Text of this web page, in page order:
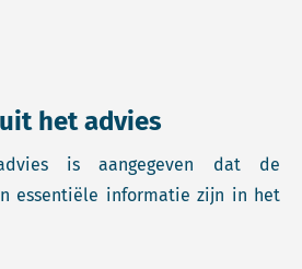
het advies
is aangegeven dat de
essentiële informatie zijn in het